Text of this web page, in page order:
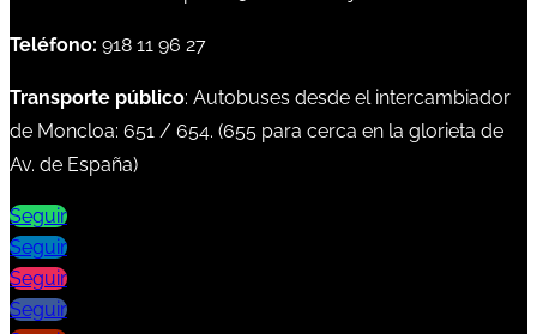
Teléfono: 918 11 96 27
Transporte público: Autobuses desde el intercambiador
de Moncloa: 651 / 654. (655 para cerca en la glorieta de
Av. de España)
Seguir
Seguir
Seguir
Seguir